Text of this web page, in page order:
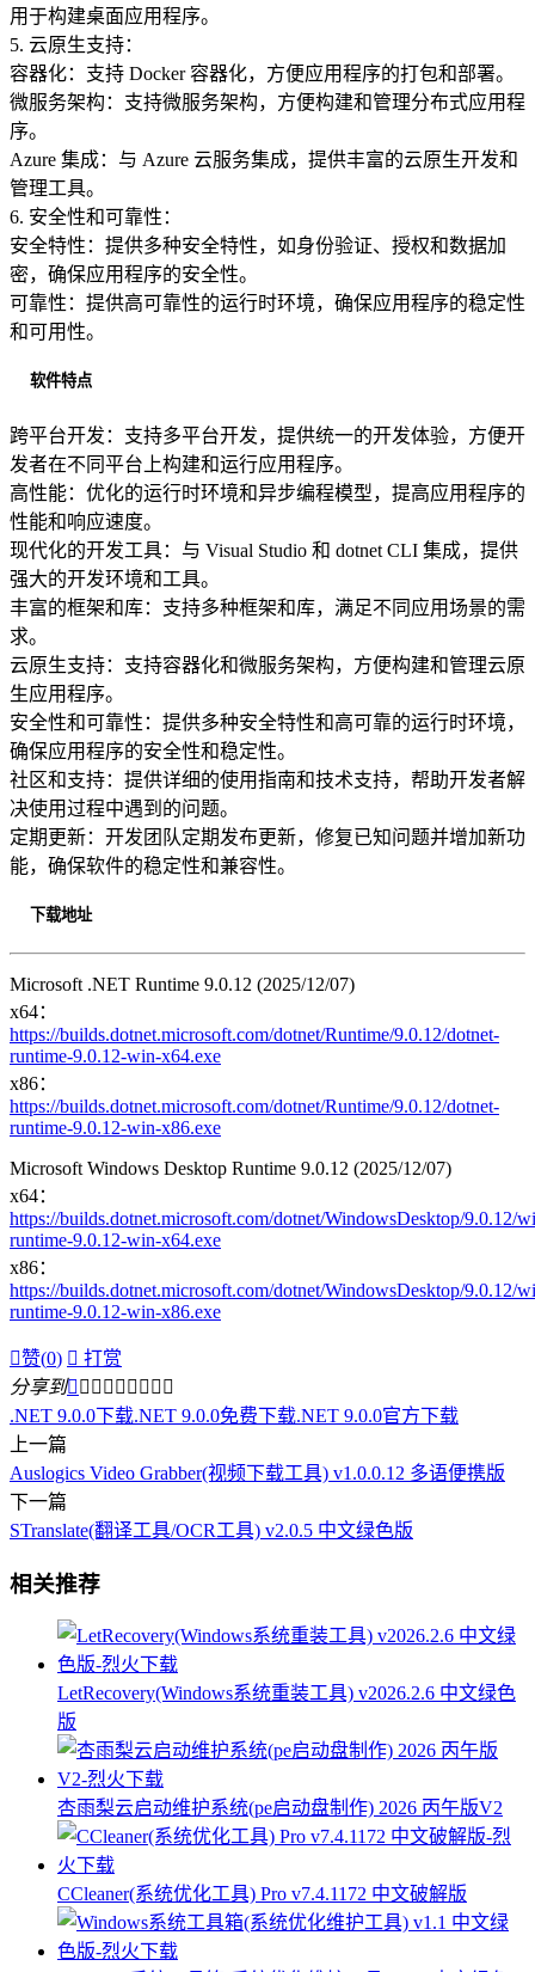
用于构建桌面应用程序。
5. 云原生支持：
容器化：支持 Docker 容器化，方便应用程序的打包和部署。
微服务架构：支持微服务架构，方便构建和管理分布式应用程
序。
Azure 集成：与 Azure 云服务集成，提供丰富的云原生开发和
管理工具。
6. 安全性和可靠性：
安全特性：提供多种安全特性，如身份验证、授权和数据加
密，确保应用程序的安全性。
可靠性：提供高可靠性的运行时环境，确保应用程序的稳定性
和可用性。
软件特点
跨平台开发：支持多平台开发，提供统一的开发体验，方便开
发者在不同平台上构建和运行应用程序。
高性能：优化的运行时环境和异步编程模型，提高应用程序的
性能和响应速度。
现代化的开发工具：与 Visual Studio 和 dotnet CLI 集成，提供
强大的开发环境和工具。
丰富的框架和库：支持多种框架和库，满足不同应用场景的需
求。
云原生支持：支持容器化和微服务架构，方便构建和管理云原
生应用程序。
安全性和可靠性：提供多种安全特性和高可靠的运行时环境，
确保应用程序的安全性和稳定性。
社区和支持：提供详细的使用指南和技术支持，帮助开发者解
决使用过程中遇到的问题。
定期更新：开发团队定期发布更新，修复已知问题并增加新功
能，确保软件的稳定性和兼容性。
下载地址
Microsoft .NET Runtime 9.0.12 (2025/12/07)
x64：
https://builds.dotnet.microsoft.com/dotnet/Runtime/9.0.12/dotnet-
runtime-9.0.12-win-x64.exe
x86：
https://builds.dotnet.microsoft.com/dotnet/Runtime/9.0.12/dotnet-
runtime-9.0.12-win-x86.exe
Microsoft Windows Desktop Runtime 9.0.12 (2025/12/07)
x64：
https://builds.dotnet.microsoft.com/dotnet/WindowsDesktop/9.0.12/
runtime-9.0.12-win-x64.exe
x86：
https://builds.dotnet.microsoft.com/dotnet/WindowsDesktop/9.0.12/
runtime-9.0.12-win-x86.exe
赞(0)  打赏
分享到        
.NET 9.0.0下载.NET 9.0.0免费下载.NET 9.0.0官方下载
上一篇
Auslogics Video Grabber(视频下载工具) v1.0.0.12 多语便携版
下一篇
STranslate(翻译工具/OCR工具) v2.0.5 中文绿色版
相关推荐
LetRecovery(Windows系统重装工具) v2026.2.6 中文绿色
版
杏雨梨云启动维护系统(pe启动盘制作) 2026 丙午版V2
CCleaner(系统优化工具) Pro v7.4.1172 中文破解版